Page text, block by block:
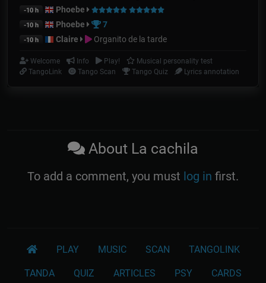
-10 h Phoebe
-10 h Phoebe 7
-10 h Claire Organito de la tarde
Welcome Info Play!
Musical personality test
TangoLink
Tango Scan Tango Quiz Lyrics annotation
About La cachila
To add a comment, you must log in first.
PLAY MUSIC SCAN TANGOLINK
TANDA QUIZ ARTICLES PSY CARDS